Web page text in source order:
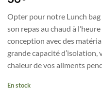
Opter pour notre Lunch bag
son repas au chaud à
conception avec des
grande capacité d’isolation,
chaleur de vos aliments
En stock